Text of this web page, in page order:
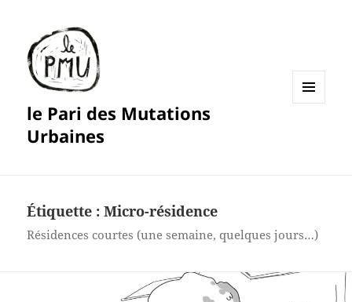
le Pari des Mutations
Urbaines
Étiquette :Micro-résidence
Résidences courtes (une semaine, quelques jours…)